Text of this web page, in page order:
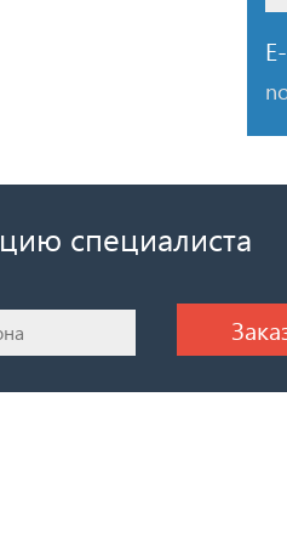
специалиста